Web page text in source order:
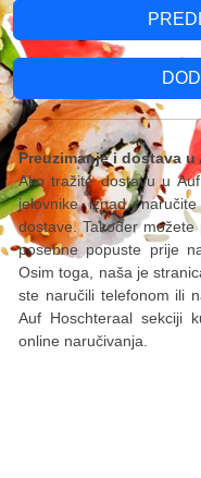
Preuzimanje i dostava u
Ako tražite dostavu u
jelovnike iznad,
dostave. Također
posebne popuste prije
Osim toga, naša je
ste naručili telefonom ili
Auf Hoschteraal sekciji
online naručivanja.